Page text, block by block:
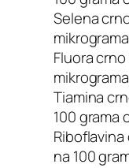
Selena
Fluora
Tiamina
100 grama
na 100